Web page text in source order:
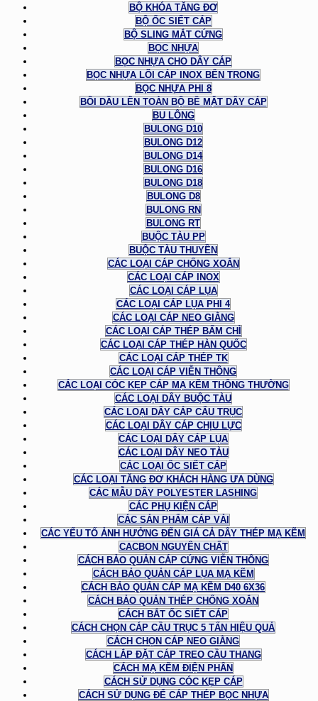
BỘ KHÓA TĂNG ĐƠ
BỘ ỐC SIẾT CÁP
BỘ SLING MẮT CỨNG
BỌC NHỰA
BỌC NHỰA CHO DÂY CÁP
BỌC NHỰA LÕI CÁP INOX BÊN TRONG
BỌC NHỰA PHI 8
BÔI DẦU LÊN TOÀN BỘ BỀ MẶT DÂY CÁP
BU LÔNG
BULONG D10
BULONG D12
BULONG D14
BULONG D16
BULONG D18
BULONG D8
BULONG RN
BULONG RT
BUỘC TÀU PP
BUỘC TÀU THUYỀN
CÁC LOẠI CÁP CHỐNG XOẮN
CÁC LOẠI CÁP INOX
CÁC LOẠI CÁP LỤA
CÁC LOẠI CÁP LỤA PHI 4
CÁC LOẠI CÁP NEO GIẰNG
CÁC LOẠI CÁP THÉP BẤM CHÌ
CÁC LOẠI CÁP THÉP HÀN QUỐC
CÁC LOẠI CÁP THÉP TK
CÁC LOẠI CÁP VIỄN THÔNG
CÁC LOẠI CÓC KẸP CÁP MẠ KẼM THÔNG THƯỜNG
CÁC LOẠI DÂY BUỘC TÀU
CÁC LOẠI DÂY CÁP CẨU TRỤC
CÁC LOẠI DÂY CÁP CHỊU LỰC
CÁC LOẠI DÂY CÁP LỤA
CÁC LOẠI DÂY NEO TÀU
CÁC LOẠI ỐC SIẾT CÁP
CÁC LOẠI TĂNG ĐƠ KHÁCH HÀNG ƯA DÙNG
CÁC MẪU DÂY POLYESTER LASHING
CÁC PHỤ KIỆN CÁP
CÁC SẢN PHẨM CÁP VẢI
CÁC YẾU TỐ ẢNH HƯỞNG ĐẾN GIÁ CẢ DÂY THÉP MẠ KẼM
CACBON NGUYÊN CHẤT
CÁCH BẢO QUẢN CÁP CỨNG VIỄN THÔNG
CÁCH BẢO QUẢN CÁP LỤA MẠ KẼM
CÁCH BẢO QUẢN CÁP MẠ KẼM D40 6X36
CÁCH BẢO QUẢN THÉP CHỐNG XOẮN
CÁCH BẮT ỐC SIẾT CÁP
CÁCH CHỌN CÁP CẦU TRỤC 5 TẤN HIỆU QUẢ
CÁCH CHỌN CÁP NEO GIẰNG
CÁCH LẮP ĐẶT CÁP TREO CẦU THANG
CÁCH MẠ KẼM ĐIỆN PHÂN
CÁCH SỬ DỤNG CÓC KẸP CÁP
CÁCH SỬ DỤNG ĐỂ CÁP THÉP BỌC NHỰA